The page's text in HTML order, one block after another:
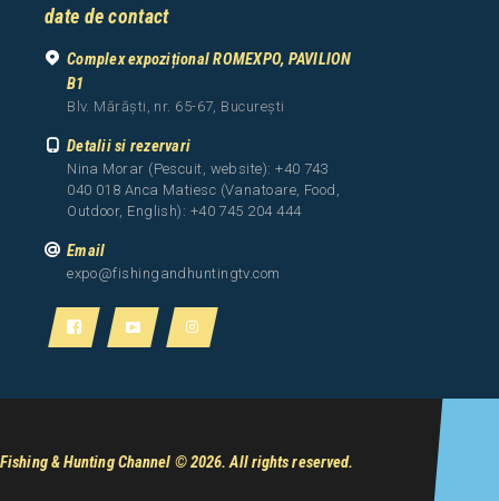
date de contact
Complex expozițional ROMEXPO, PAVILION
B1
Blv. Mărăști, nr. 65-67, București
Detalii si rezervari
Nina Morar (Pescuit, website): +40 743
040 018 Anca Matiesc (Vanatoare, Food,
Outdoor, English): +40 745 204 444
Email
expo@fishingandhuntingtv.com
Fishing & Hunting Channel © 2026. All rights reserved.